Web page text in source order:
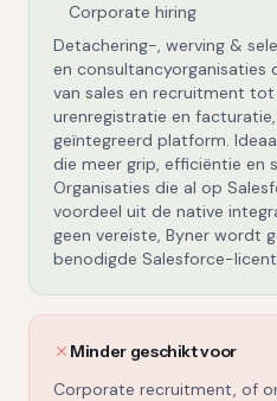
Corporate hiring
Detachering-, werving &
en consultancyorganisaties
van sales en recruitment
urenregistratie en
geïntegreerd platform.
die meer grip, efficiëntie en
Organisaties die al op
voordeel uit de native
geen vereiste, Byner wordt
benodigde Salesforce-
Minder geschikt voor
Corporate recruitment, of